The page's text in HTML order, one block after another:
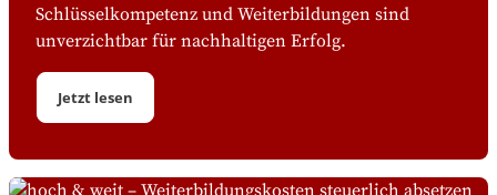
Schlüsselkompetenz und Weiterbildungen sind
unverzichtbar für nachhaltigen Erfolg.
Jetzt lesen